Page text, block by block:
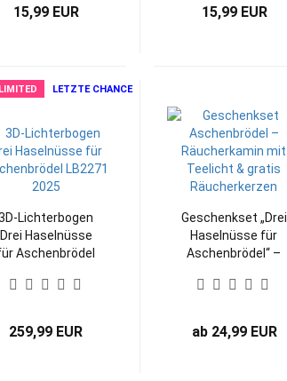
15,99 EUR 15,99 EUR
LETZTE CHANCE
Lichterbogen
Drei Haselnüsse
Aschenbrödel
259,99 EUR
Geschenkset „Drei
Haselnüsse für
Aschenbrödel“ –
Teelicht & gratis
ab 24,99 EUR